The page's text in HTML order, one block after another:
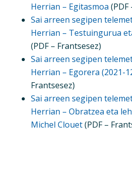
Herrian – Egitasmoa (PDF
Sai arreen segipen
Herrian – Testuingurua
(PDF – Frantsesez)
Sai arreen segipen
Herrian – Egorera (2021-
Frantsesez)
Sai arreen segipen
Herrian – Obratzea eta
Michel Clouet(PDF –